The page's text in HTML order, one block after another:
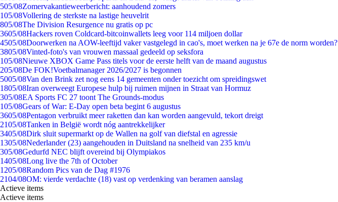
505/08Zomervakantieweerbericht: aanhoudend zomers
105/08Vollering de sterkste na lastige heuvelrit
805/08The Division Resurgence nu gratis op pc
3605/08Hackers roven Coldcard-bitcoinwallets leeg voor 114 miljoen dollar
4505/08Doorwerken na AOW-leeftijd vaker vastgelegd in cao's, moet werken na je 67e de norm worden?
3805/08Vinted-foto's van vrouwen massaal gedeeld op seksfora
105/08Nieuwe XBOX Game Pass titels voor de eerste helft van de maand augustus
205/08De FOK!Voetbalmanager 2026/2027 is begonnen
5005/08Van den Brink zet nog eens 14 gemeenten onder toezicht om spreidingswet
1805/08Iran overweegt Europese hulp bij ruimen mijnen in Straat van Hormuz
305/08EA Sports FC 27 toont The Grounds-modus
105/08Gears of War: E-Day open beta begint 6 augustus
3605/08Pentagon verbruikt meer raketten dan kan worden aangevuld, tekort dreigt
2105/08Tanken in België wordt nóg aantrekkelijker
3405/08Dirk sluit supermarkt op de Wallen na golf van diefstal en agressie
1305/08Nederlander (23) aangehouden in Duitsland na snelheid van 235 km/u
305/08Gedurfd NEC blijft overeind bij Olympiakos
1405/08Long live the 7th of October
1205/08Random Pics van de Dag #1976
2104/08OM: vierde verdachte (18) vast op verdenking van beramen aanslag
Actieve items
Actieve items